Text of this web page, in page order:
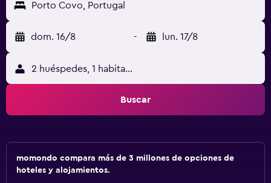
Porto Covo, Portugal
dom. 16/8 - lun. 17/8
2 huéspedes, 1 habitación
Buscar
momondo compara más de 3 millones de opciones de
hoteles y alojamientos.